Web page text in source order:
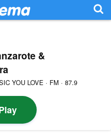
&
YOU LOVE · FM · 87.9